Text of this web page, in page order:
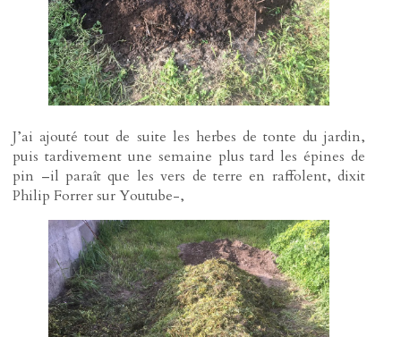
J’ai ajouté tout de suite les herbes de tonte du jardin,
puis tardivement une semaine plus tard les épines de
pin –il paraît que les vers de terre en raffolent, dixit
Philip Forrer sur Youtube-,